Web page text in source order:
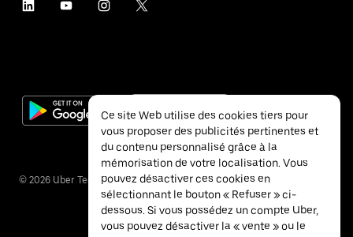
© 2026 Uber Technologies Inc.
Ce site Web utilise des cookies tiers pour
vous proposer des publicités pertinentes et
du contenu personnalisé grâce à la
mémorisation de votre localisation. Vous
pouvez désactiver ces cookies en
sélectionnant le bouton « Refuser » ci-
dessous. Si vous possédez un compte Uber,
vous pouvez désactiver la « vente » ou le